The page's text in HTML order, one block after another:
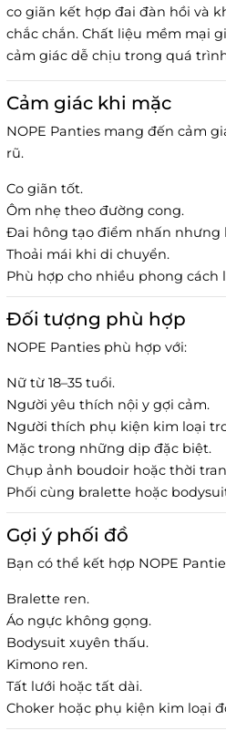
co giãn kết hợp đai đàn hồi và
chắc chắn. Chất liệu mềm mại
cảm giác dễ chịu trong quá
Cảm giác khi mặc
NOPE Panties mang đến cảm
rũ.
Co giãn tốt.
Ôm nhẹ theo đường cong.
Đai hông tạo điểm nhấn nhưng
Thoải mái khi di chuyển.
Phù hợp cho nhiều phong cách
Đối tượng phù hợp
NOPE Panties phù hợp với:
Nữ từ 18–35 tuổi.
Người yêu thích nội y gợi cảm.
Người thích phụ kiện kim loại
Mặc trong những dịp đặc biệt.
Chụp ảnh boudoir hoặc thời
Phối cùng bralette hoặc
Gợi ý phối đồ
Bạn có thể kết hợp NOPE
Bralette ren.
Áo ngực không gọng.
Bodysuit xuyên thấu.
Kimono ren.
Tất lưới hoặc tất dài.
Choker hoặc phụ kiện kim loại